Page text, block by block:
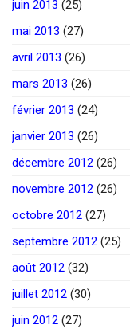
juin 2013 (25)
mai 2013 (27)
avril 2013 (26)
mars 2013 (26)
février 2013 (24)
janvier 2013 (26)
décembre 2012 (26)
novembre 2012 (26)
octobre 2012 (27)
septembre 2012 (25)
août 2012 (32)
juillet 2012 (30)
juin 2012 (27)